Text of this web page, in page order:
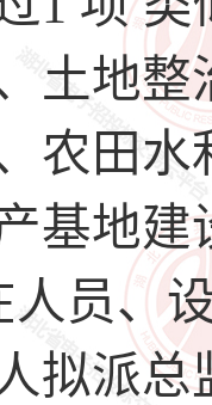
土地
农田
基地
人员、
拟派总